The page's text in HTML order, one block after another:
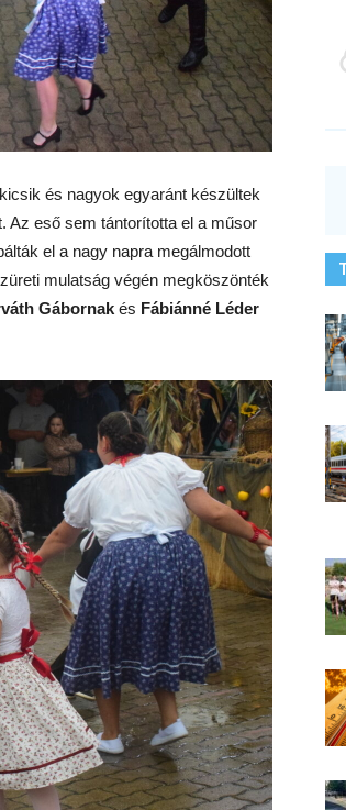
és nagyok egyaránt készültek
Az eső sem tántorította el a műsor
el a nagy napra megálmodott
mulatság végén megköszönték
Gábornak és Fábiánné Léder